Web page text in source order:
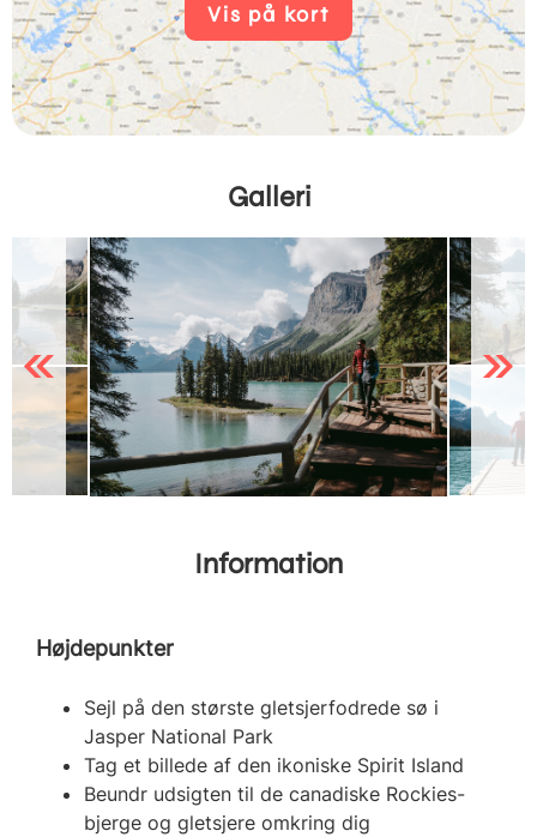
Vis på kort
Galleri
Previous Next
Information
Højdepunkter
Sejl på den største gletsjerfodrede sø i
Jasper National Park
Tag et billede af den ikoniske Spirit Island
Beundr udsigten til de canadiske Rockies-
bjerge og gletsjere omkring dig